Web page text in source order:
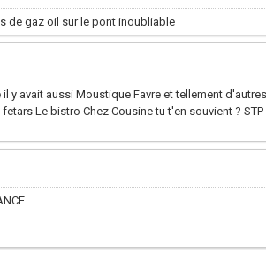
de gaz oil sur le pont inoubliable
y avait aussi Moustique Favre et tellement
Le bistro Chez Cousine tu t'en souvient ?